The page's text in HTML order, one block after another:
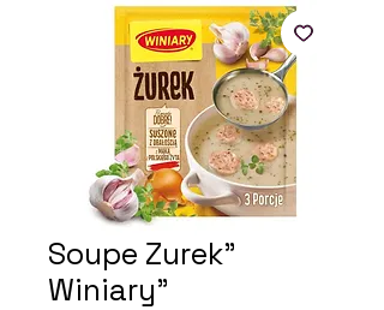
Soupe Zurek"
Winiary"